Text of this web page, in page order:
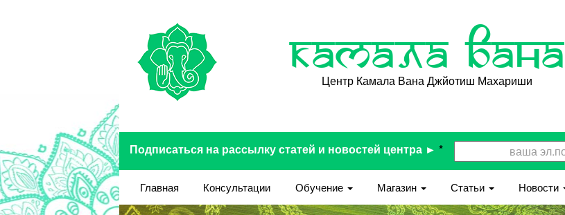
Камала Вана
Центр Камала Вана Джйотиш Махариши
Подписаться на рассылку статей и новостей центра ► *
Главная Консультации Обучение Магазин Статьи Новости